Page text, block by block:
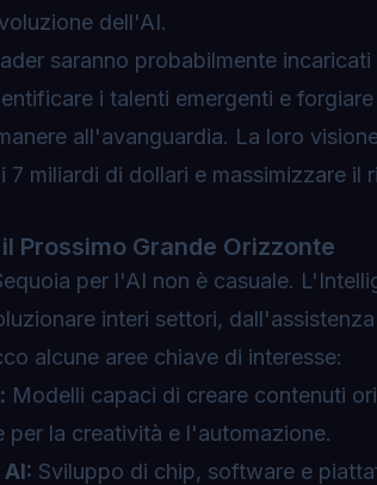
dell'AI.
saranno probabilmente
i talenti emergenti e
all'avanguardia. La loro
7 miliardi di dollari e massimizzare
Prossimo Grande Orizzonte
per l'AI non è casuale.
interi settori,
alcune aree chiave di interesse:
Modelli capaci di creare contenuti
per la creatività e l'automazione.
Sviluppo di chip, software e